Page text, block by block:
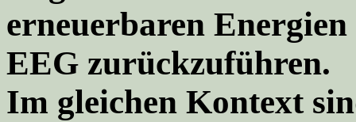
erneuerbaren
EEG zurückzuführen.
Im gleichen Kontext